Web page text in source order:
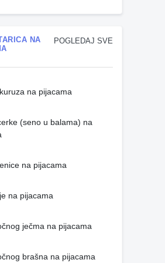
POGLEDAJ SVE
NA
na pijacama
(seno u balama) na
na pijacama
na pijacama
ječma na pijacama
brašna na pijacama